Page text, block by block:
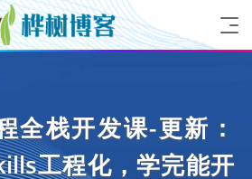
全栈开发课-更新：
工程化，学完能开